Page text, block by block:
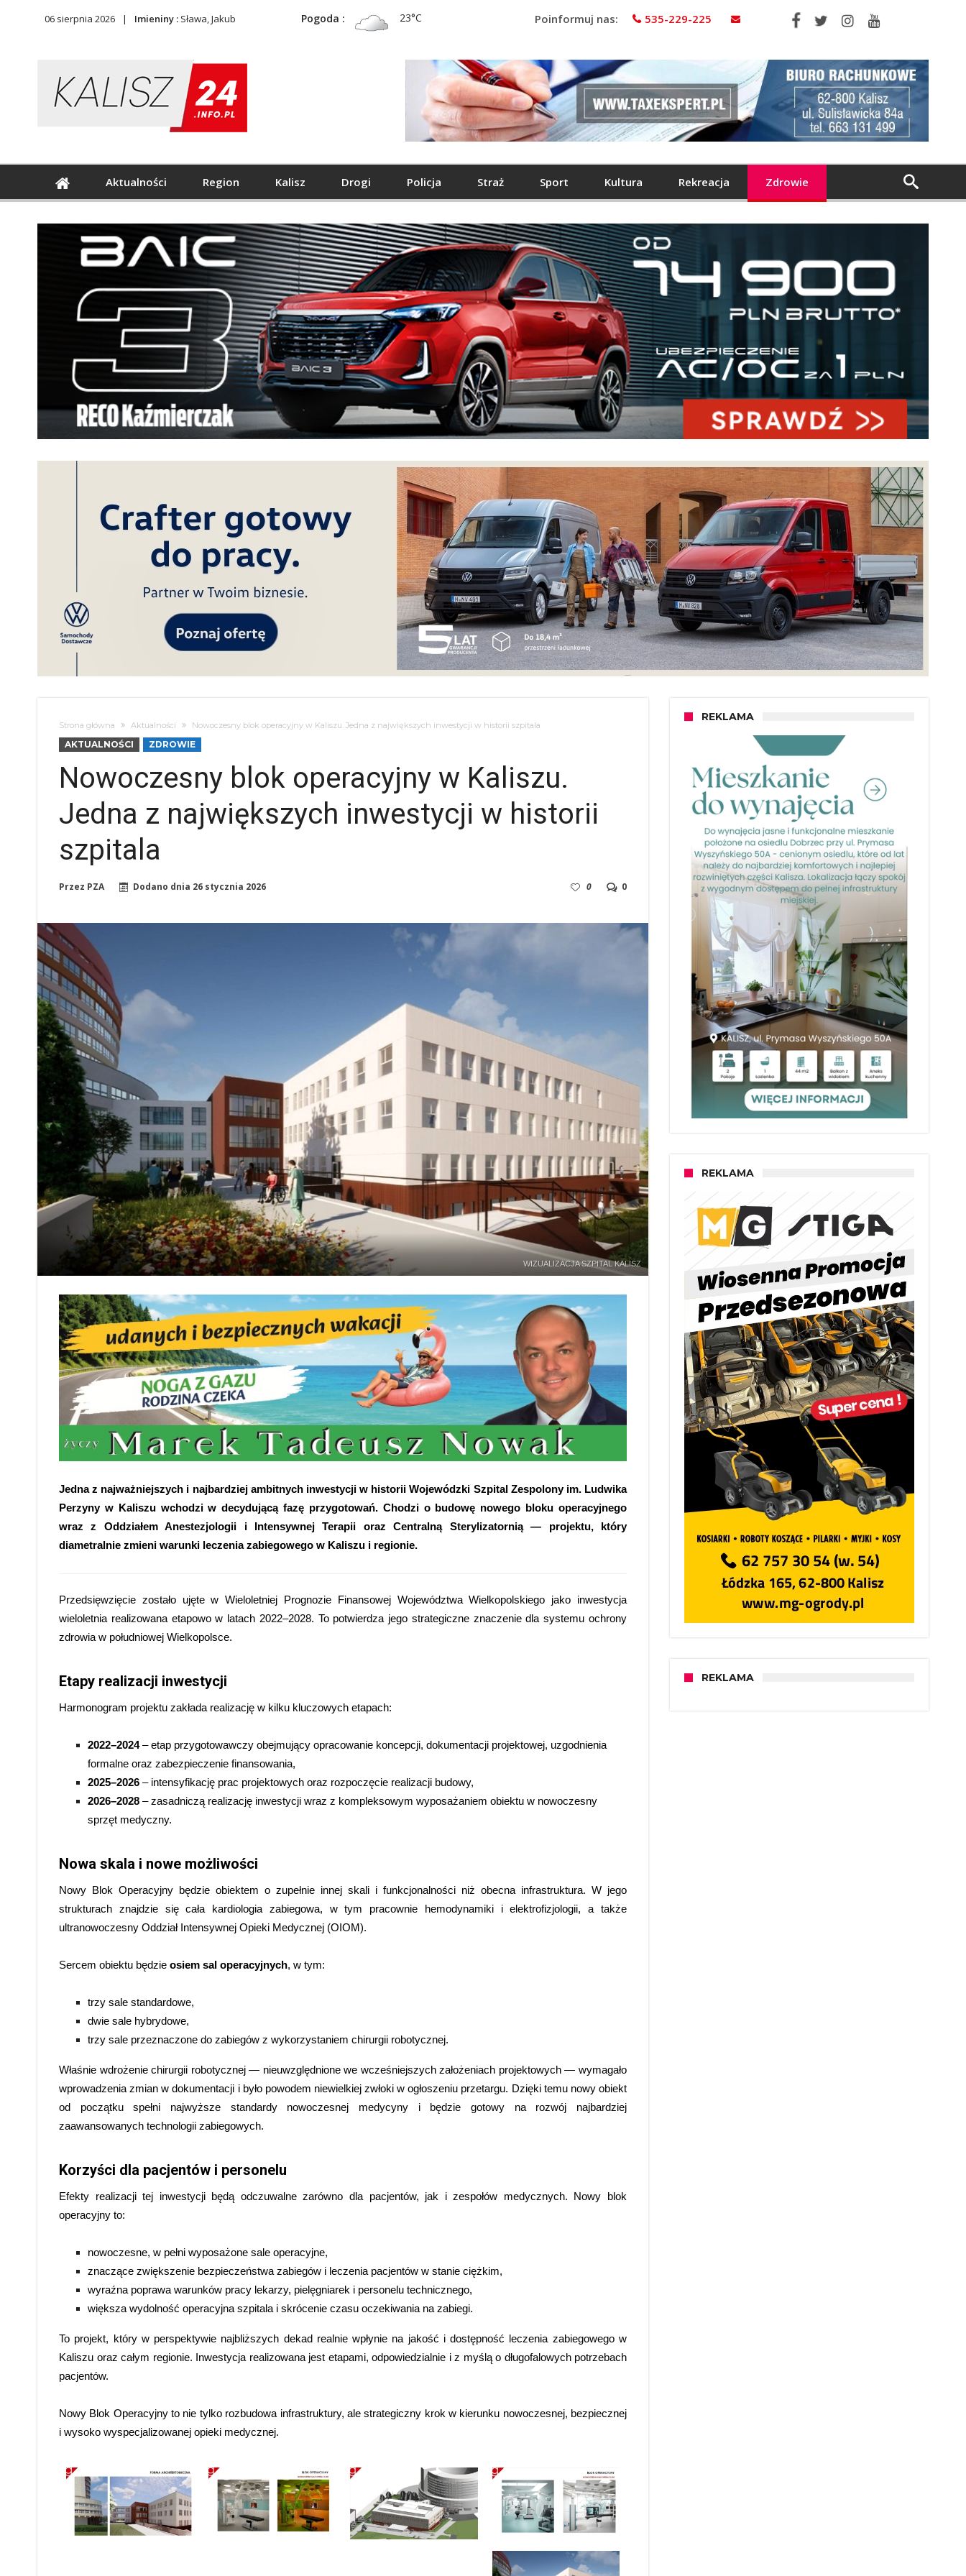
06 sierpnia 2026 Imieniny : Sława, Jakub Pogoda : 23°C Poinformuj nas: 535-229-225
Aktualności Region Kalisz Drogi Policja Straż Sport Kultura Rekreacja Zdrowie
Strona główna Aktualności Nowoczesny blok operacyjny w Kaliszu. Jedna z największych inwestycji w historii szpitala
AKTUALNOŚCI ZDROWIE
Nowoczesny blok operacyjny w Kaliszu.
Jedna z największych inwestycji w historii
szpitala
Przez PZA Dodano dnia 26 stycznia 2026 0
0
WIZUALIZACJA SZPITAL KALISZ
Jedna z najważniejszych i najbardziej ambitnych inwestycji w historii Wojewódzki Szpital Zespolony im. Ludwika
Perzyny w Kaliszu wchodzi w decydującą fazę przygotowań. Chodzi o budowę nowego bloku operacyjnego
wraz z Oddziałem Anestezjologii i Intensywnej Terapii oraz Centralną Sterylizatornią — projektu, który
diametralnie zmieni warunki leczenia zabiegowego w Kaliszu i regionie.
Przedsięwzięcie zostało ujęte w Wieloletniej Prognozie Finansowej Województwa Wielkopolskiego jako inwestycja
wieloletnia realizowana etapowo w latach 2022–2028. To potwierdza jego strategiczne znaczenie dla systemu ochrony
zdrowia w południowej Wielkopolsce.
Etapy realizacji inwestycji
Harmonogram projektu zakłada realizację w kilku kluczowych etapach:
2022–2024– etap przygotowawczy obejmujący opracowanie koncepcji, dokumentacji projektowej, uzgodnienia
formalne oraz zabezpieczenie finansowania,
2025–2026 – intensyfikację prac projektowych oraz rozpoczęcie realizacji budowy,
2026–2028 – zasadniczą realizację inwestycji wraz z kompleksowym wyposażaniem obiektu w nowoczesny
sprzęt medyczny.
Nowa skala i nowe możliwości
Nowy Blok Operacyjny będzie obiektem o zupełnie innej skali i funkcjonalności niż obecna infrastruktura. W jego
strukturach znajdzie się cała kardiologia zabiegowa, w tym pracownie hemodynamiki i elektrofizjologii, a także
ultranowoczesny Oddział Intensywnej Opieki Medycznej (OIOM).
Sercem obiektu będzie osiem sal operacyjnych, w tym:
trzy sale standardowe,
dwie sale hybrydowe,
trzy sale przeznaczone do zabiegów z wykorzystaniem chirurgii robotycznej.
Właśnie wdrożenie chirurgii robotycznej — nieuwzględnione we wcześniejszych założeniach projektowych — wymagało
wprowadzenia zmian w dokumentacji i było powodem niewielkiej zwłoki w ogłoszeniu przetargu. Dzięki temu nowy obiekt
od początku spełni najwyższe standardy nowoczesnej medycyny i będzie gotowy na rozwój najbardziej
zaawansowanych technologii zabiegowych.
Korzyści dla pacjentów i personelu
Efekty realizacji tej inwestycji będą odczuwalne zarówno dla pacjentów, jak i zespołów medycznych. Nowy blok
operacyjny to:
nowoczesne, w pełni wyposażone sale operacyjne,
znaczące zwiększenie bezpieczeństwa zabiegów i leczenia pacjentów w stanie ciężkim,
wyraźna poprawa warunków pracy lekarzy, pielęgniarek i personelu technicznego,
większa wydolność operacyjna szpitala i skrócenie czasu oczekiwania na zabiegi.
To projekt, który w perspektywie najbliższych dekad realnie wpłynie na jakość i dostępność leczenia zabiegowego w
Kaliszu oraz całym regionie. Inwestycja realizowana jest etapami, odpowiedzialnie i z myślą o długofalowych potrzebach
pacjentów.
Nowy Blok Operacyjny to nie tylko rozbudowa infrastruktury, ale strategiczny krok w kierunku nowoczesnej, bezpiecznej
i wysoko wyspecjalizowanej opieki medycznej.
REKLAMA
REKLAMA
REKLAMA